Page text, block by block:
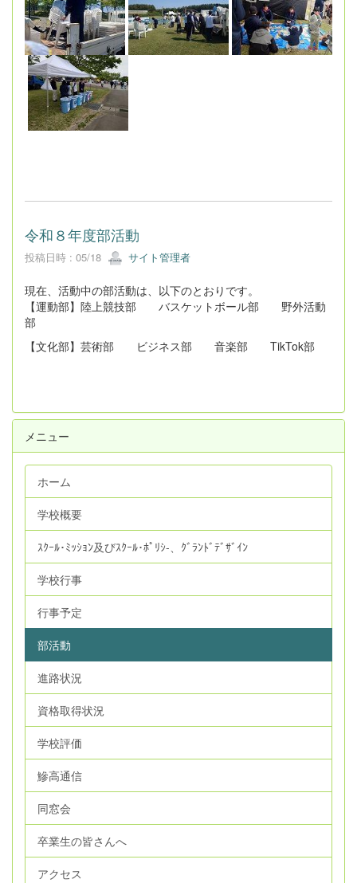
令和８年度部活動
投稿日時 : 05/18 サイト管理者
現在、活動中の部活動は、以下のとおりです。
【運動部】陸上競技部 バスケットボール部 野外活動
部
【文化部】芸術部 ビジネス部 音楽部 TikTok部
メニュー
ホーム
学校概要
ｽｸｰﾙ･ﾐｯｼｮﾝ及びｽｸｰﾙ･ﾎﾟﾘｼ‐、ｸﾞﾗﾝﾄﾞﾃﾞｻﾞｲﾝ
学校行事
行事予定
部活動
進路状況
資格取得状況
学校評価
鰺高通信
同窓会
卒業生の皆さんへ
アクセス